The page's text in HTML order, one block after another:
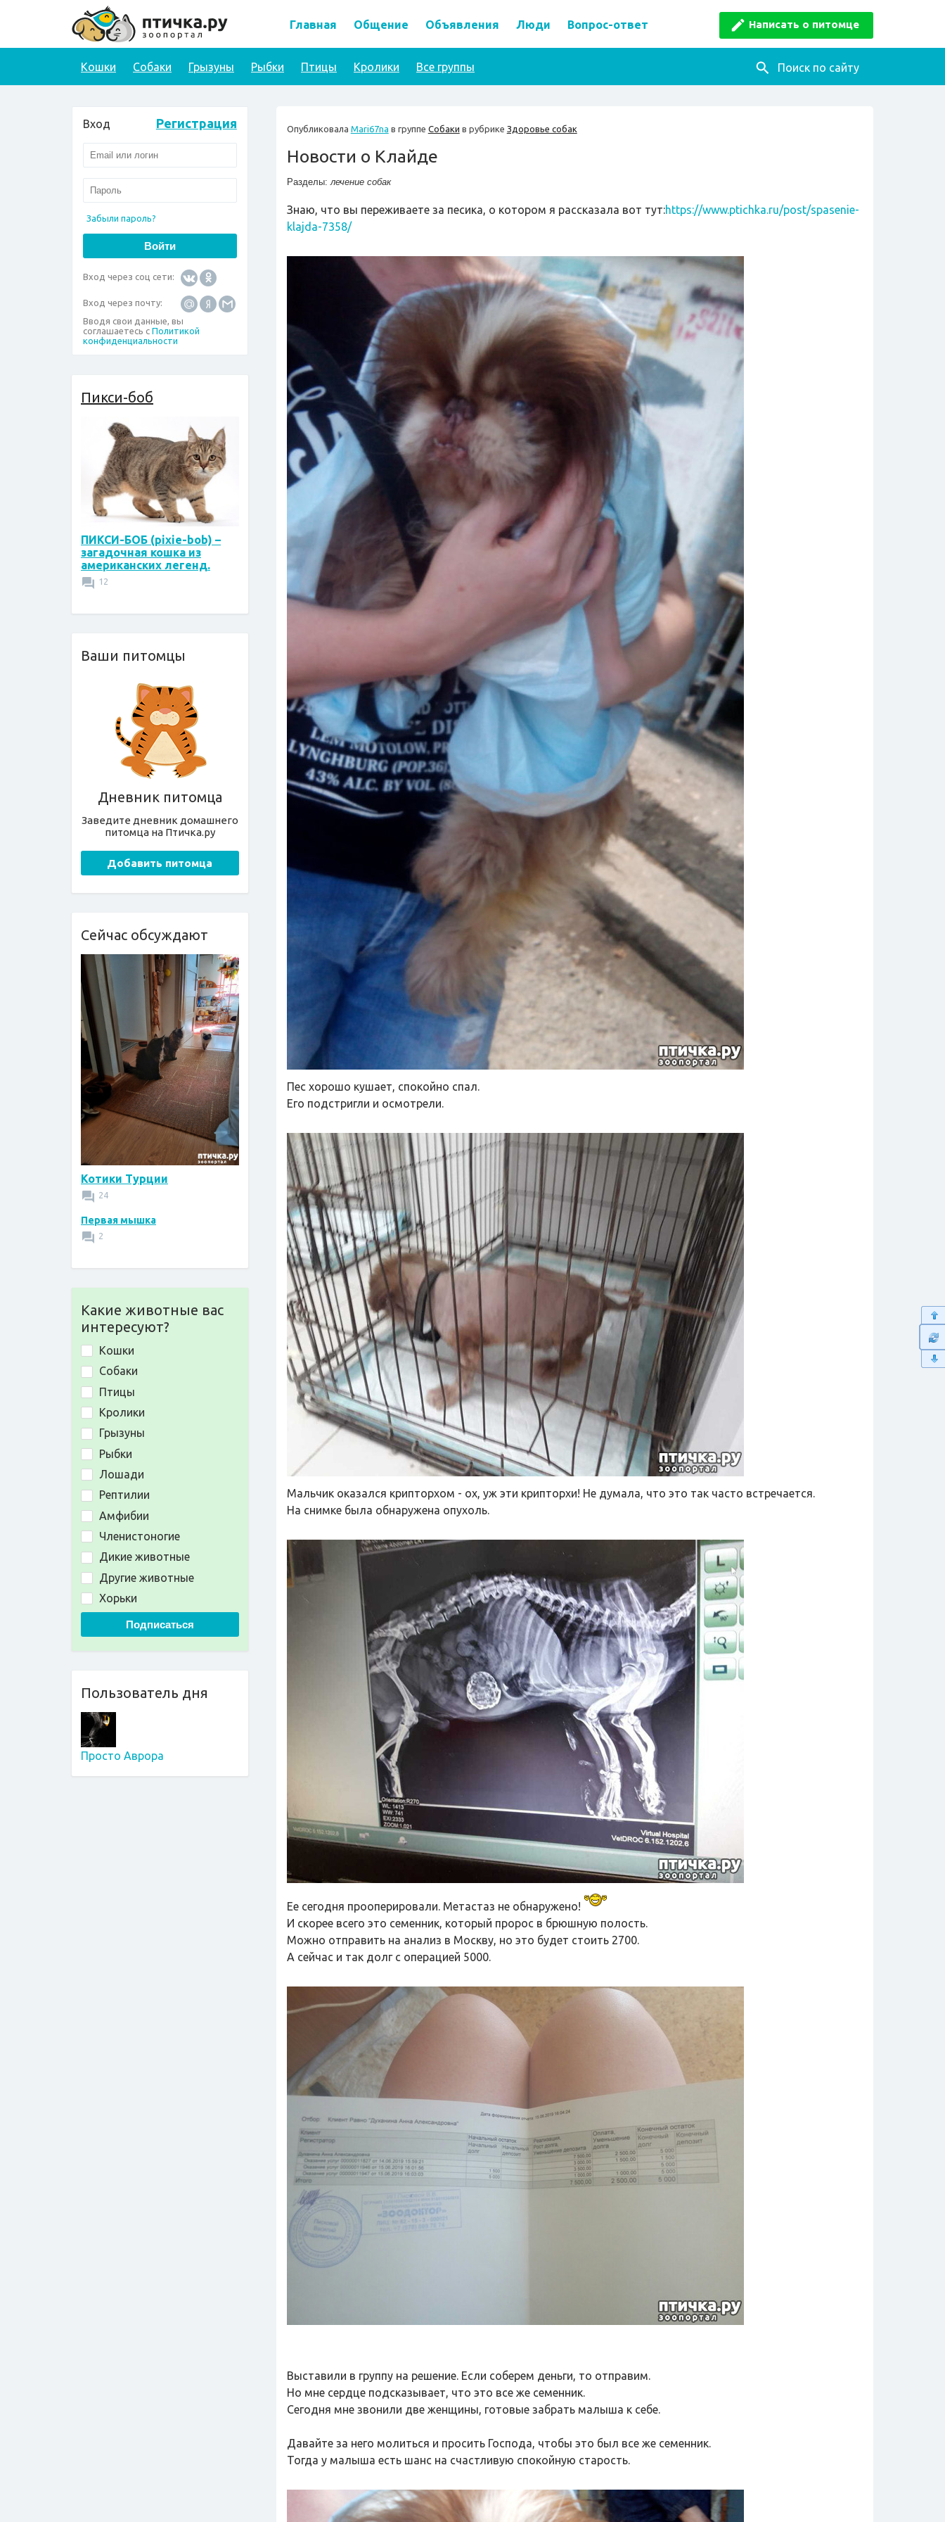
Написать о питомце
Главная Общение Объявления Люди Вопрос-ответ
Поиск по сайту
Кошки Собаки Грызуны Рыбки Птицы Кролики Все группы
Вход Регистрация
Забыли пароль?
Вход через соц сети:
Вход через почту:
Вводя свои данные, вы
соглашаетесь с Политикой
конфиденциальности
Пикси-боб
ПИКСИ-БОБ (pixie-bob) –
загадочная кошка из
американских легенд.
12
Ваши питомцы
Дневник питомца
Заведите дневник домашнего
питомца на Птичка.ру
Добавить питомца
Сейчас обсуждают
Котики Турции
24
Первая мышка
2
Какие животные вас
интересуют?
Кошки
Собаки
Птицы
Кролики
Грызуны
Рыбки
Лошади
Рептилии
Амфибии
Членистоногие
Дикие животные
Другие животные
Хорьки
Подписаться
Пользователь дня
Просто Аврора
Опубликовала Mari67na в группе Собаки в рубрике Здоровье собак
Новости о Клайде
Разделы:лечение собак
Знаю, что вы переживаете за песика, о котором я рассказала вот тут:https://www.ptichka.ru/post/spasenie-
klajda-7358/
Пес хорошо кушает, спокойно спал.
Его подстригли и осмотрели.
Мальчик оказался крипторхом - ох, уж эти крипторхи! Не думала, что это так часто встречается.
На снимке была обнаружена опухоль.
Ее сегодня прооперировали. Метастаз не обнаружено!
И скорее всего это семенник, который пророс в брюшную полость.
Можно отправить на анализ в Москву, но это будет стоить 2700.
А сейчас и так долг с операцией 5000.
Выставили в группу на решение. Если соберем деньги, то отправим.
Но мне сердце подсказывает, что это все же семенник.
Сегодня мне звонили две женщины, готовые забрать малыша к себе.
Давайте за него молиться и просить Господа, чтобы это был все же семенник.
Тогда у малыша есть шанс на счастливую спокойную старость.